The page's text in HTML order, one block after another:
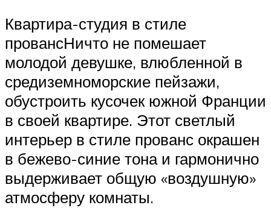
Квартира-студия в стиле
провансНичто не помешает
молодой девушке, влюбленной в
средиземноморские пейзажи,
обустроить кусочек южной Франции
в своей квартире. Этот светлый
интерьер в стиле прованс окрашен
в бежево-синие тона и гармонично
выдерживает общую «воздушную»
атмосферу комнаты.